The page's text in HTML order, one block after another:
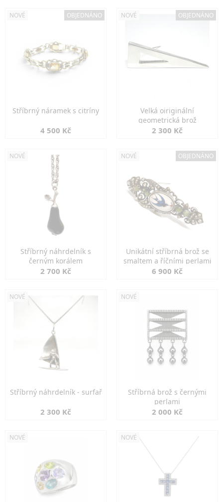
NOVÉ OBJEDNÁNO
Stříbrný náramek s citríny
4 500 Kč
NOVÉ OBJEDNÁNO
Velká oiriginální
geometrická brož
2 300 Kč
NOVÉ
Stříbrný náhrdelník s
černým korálem
2 700 Kč
NOVÉ OBJEDNÁNO
Unikátní stříbrná brož se
smaltem a říčními perlami
6 900 Kč
NOVÉ
Stříbrný náhrdelník - surfař
2 300 Kč
NOVÉ
Stříbrná brož s černými
perlami
2 000 Kč
NOVÉ NOVÉ